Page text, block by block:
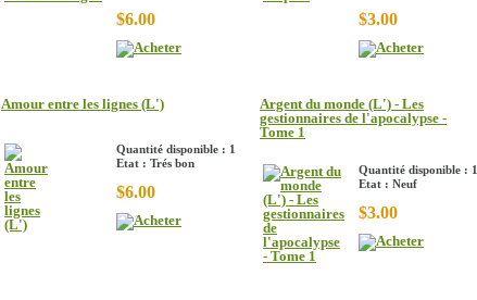
$6.00 $3.00
Amour entre les lignes (L')
Quantité disponible : 1
Etat : Trés bon
$6.00
Argent du monde (L') - Les
gestionnaires de l'apocalypse -
Tome 1
Quantité disponible : 1
Etat : Neuf
$3.00